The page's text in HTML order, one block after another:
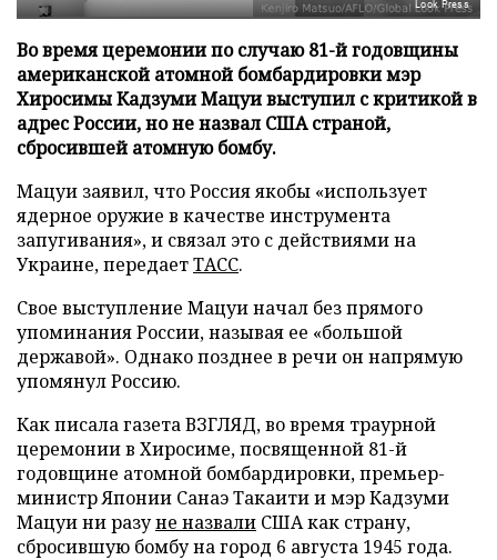
Look Press
Во время церемонии по случаю 81-й годовщины
американской атомной бомбардировки мэр
Хиросимы Кадзуми Мацуи выступил с критикой в
адрес России, но не назвал США страной,
сбросившей атомную бомбу.
Мацуи заявил, что Россия якобы «использует
ядерное оружие в качестве инструмента
запугивания», и связал это с действиями на
Украине, передаетТАСС.
Свое выступление Мацуи начал без прямого
упоминания России, называя ее «большой
державой». Однако позднее в речи он напрямую
упомянул Россию.
Как писала газета ВЗГЛЯД, во время траурной
церемонии в Хиросиме, посвященной 81-й
годовщине атомной бомбардировки, премьер-
министр Японии Санаэ Такаити и мэр Кадзуми
Мацуи ни разуне назвали США как страну,
сбросившую бомбу на город 6 августа 1945 года.